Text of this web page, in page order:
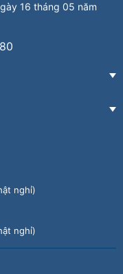
16 tháng 05 năm
nghỉ)
nghỉ)